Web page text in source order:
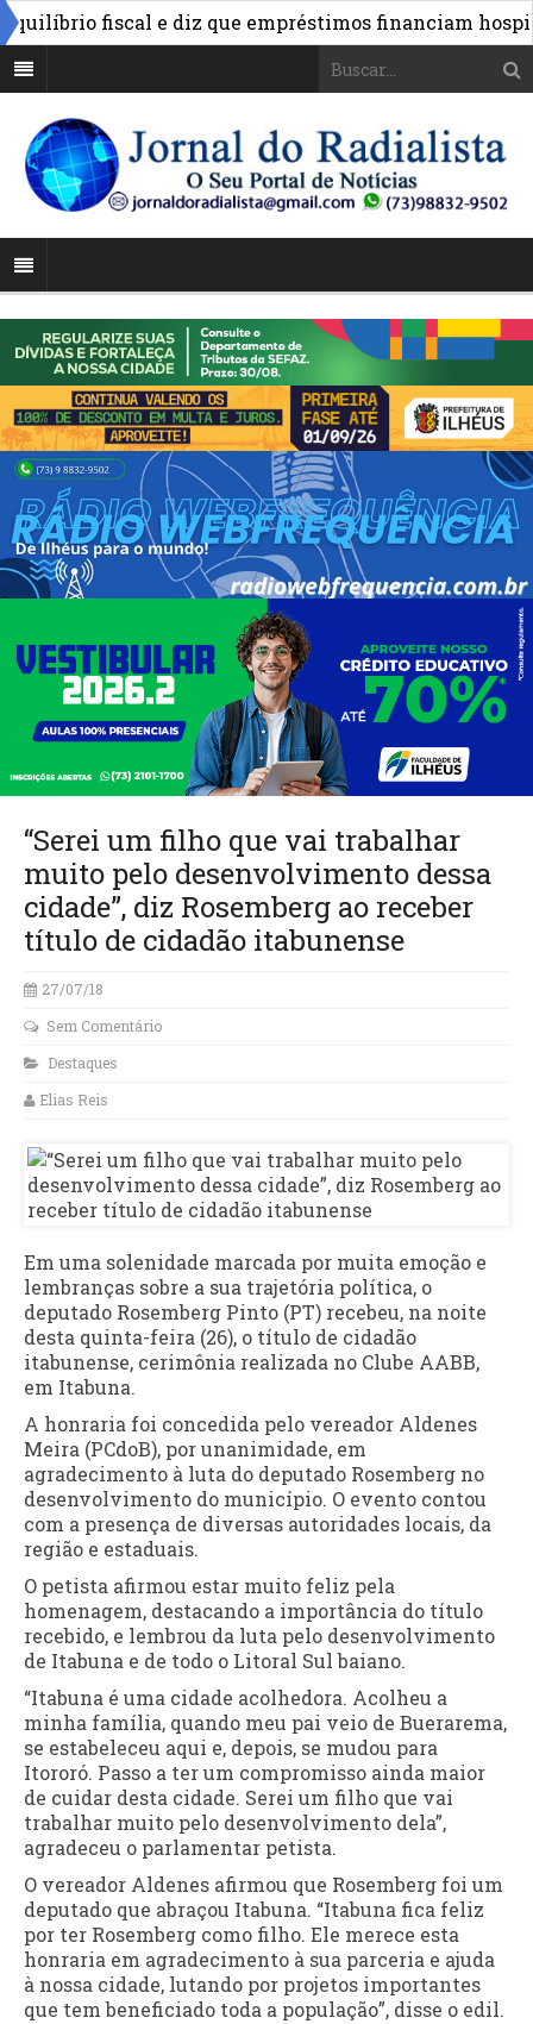
fiscal e diz que empréstimos financiam hospitais
“Serei um filho que vai trabalhar
muito pelo desenvolvimento dessa
cidade”, diz Rosemberg ao receber
título de cidadão itabunense
27/07/18
Sem Comentário
Destaques
Elias Reis
Em uma solenidade marcada por muita emoção e
lembranças sobre a sua trajetória política, o
deputado Rosemberg Pinto (PT) recebeu, na noite
desta quinta-feira (26), o título de cidadão
itabunense, cerimônia realizada no Clube AABB,
em Itabuna.
A honraria foi concedida pelo vereador Aldenes
Meira (PCdoB), por unanimidade, em
agradecimento à luta do deputado Rosemberg no
desenvolvimento do município. O evento contou
com a presença de diversas autoridades locais, da
região e estaduais.
O petista afirmou estar muito feliz pela
homenagem, destacando a importância do título
recebido, e lembrou da luta pelo desenvolvimento
de Itabuna e de todo o Litoral Sul baiano.
“Itabuna é uma cidade acolhedora. Acolheu a
minha família, quando meu pai veio de Buerarema,
se estabeleceu aqui e, depois, se mudou para
Itororó. Passo a ter um compromisso ainda maior
de cuidar desta cidade. Serei um filho que vai
trabalhar muito pelo desenvolvimento dela”,
agradeceu o parlamentar petista.
O vereador Aldenes afirmou que Rosemberg foi um
deputado que abraçou Itabuna. “Itabuna fica feliz
por ter Rosemberg como filho. Ele merece esta
honraria em agradecimento à sua parceria e ajuda
à nossa cidade, lutando por projetos importantes
que tem beneficiado toda a população”, disse o edil.